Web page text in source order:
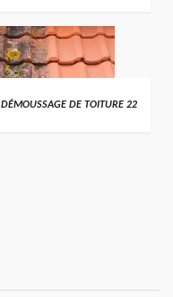
DÉMOUSSAGE DE TOITURE 22